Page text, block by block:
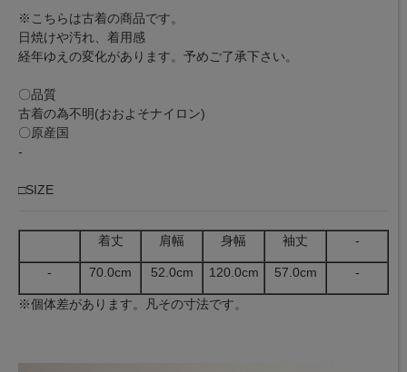
※こちらは古着の商品です。
日焼けや汚れ、着用感
経年ゆえの変化があります。予めご了承下さい。
〇品質
古着の為不明(おおよそナイロン)
〇原産国
-
□SIZE
着丈 肩幅 身幅 袖丈 -
- 70.0cm 52.0cm 120.0cm 57.0cm -
※個体差があります。凡その寸法です。